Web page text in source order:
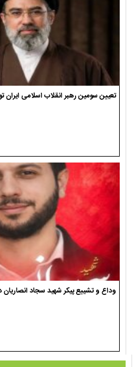
تعیین سومین رهبر انقلاب اسلامی
وداع و تشییع پیکر شهید سجاد